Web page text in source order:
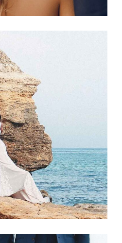
BOUQUETS